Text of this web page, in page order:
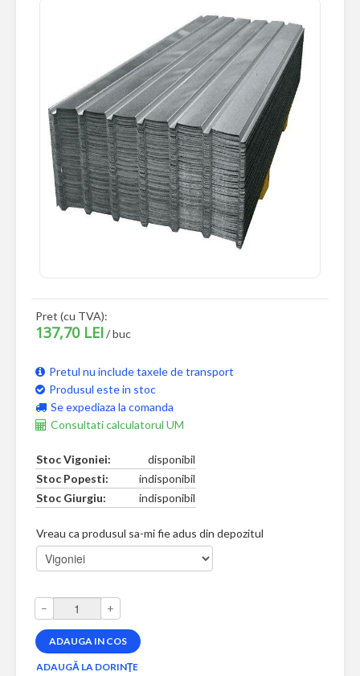
Pret (cu TVA):
137,70 LEI/ buc
Pretul nu include taxele de transport
Produsul este in stoc
Se expediaza la comanda
Consultati calculatorul UM
Stoc Vigoniei:
disponibil
Stoc Popesti:
indisponibil
Stoc Giurgiu:
indisponibil
Vreau ca produsul sa-mi fie adus din depozitul
– +